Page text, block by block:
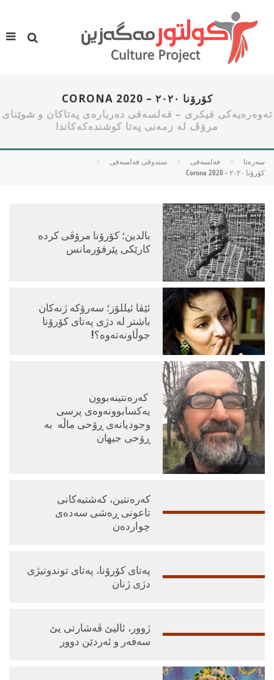
كۆرۆنا ٢٠٢٠ – CORONA 2020
ته‌وه‌ره‌یه‌كی فیكری – فه‌لسه‌فی ده‌رباره‌ی په‌تاكان و شوێنای
مرۆڤ له‌ زمه‌نی په‌تا كوشنده‌كه‌كاندا
سه‌ره‌تا فه‌لسه‌فی
سندوقی فەلسەفی
كۆرۆنا ٢٠٢٠ - Corona 2020
بالدین؛ كۆرۆنا مرۆڤی كرده‌
كارێكی پێرفۆرمانس
ئێڤا ئیللۆز؛ سەرۆکە ژنەکان
باشتر لە دژی پەتای کۆرۆنا
جوڵاونەتەوە؟!
‌ كه‌ره‌نتینه‌بوون
یه‌كسابوونه‌وه‌ی پرسی
وجودیانه‌ی ڕۆحی ماڵه‌ به‌
ڕۆحی جیهان
كه‌ره‌نتین، كه‌شتیه‌كانی
تاعونی ڕه‌شی سه‌ده‌ی
چوارده‌ن
پەتای کۆرۆنا، پەتای توندوتیژی
دژی ژنان
ژوور، ئالیێ ڤەشارتی یێ
سەفەر و ئەردێن دوور